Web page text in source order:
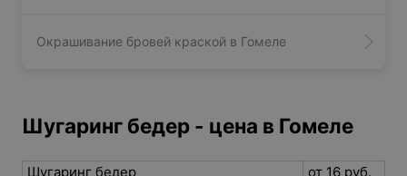
Окрашивание бровей краской в Гомеле
Шугаринг бедер - цена в Гомеле
Шугаринг бедер
от 16 руб.